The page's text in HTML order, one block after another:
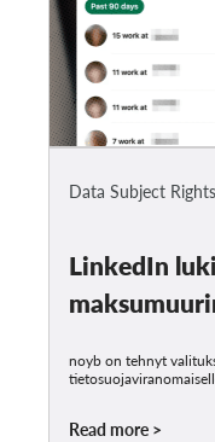
Data Subject Rights
LinkedIn
noyb on tehnyt
Read more